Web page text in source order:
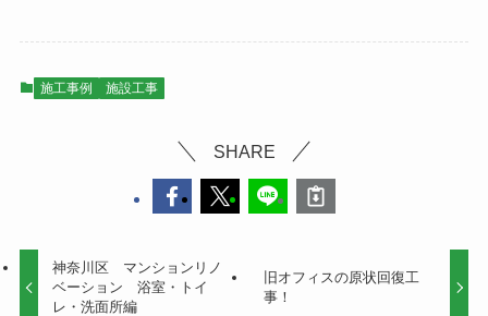
施工事例 施設工事
SHARE
神奈川区 マンションリノ
ベーション 浴室・トイ
レ・洗面所編
旧オフィスの原状回復工
事！